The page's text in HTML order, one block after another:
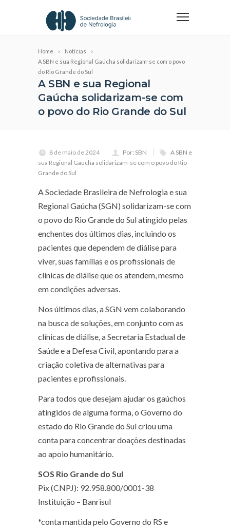
Home
Notícias
A SBN e sua Regional Gaúcha solidarizam-se com o povo
do Rio Grande do Sul
A SBN e sua Regional
Gaúcha solidarizam-se com
o povo do Rio Grande do Sul
8 de maio de 2024 Por: SBN
A SBN e
sua Regional Gaúcha solidarizam-se com o povo do Rio
Grande do Sul
A Sociedade Brasileira de Nefrologia e sua
Regional Gaúcha (SGN) solidarizam-se com
o povo do Rio Grande do Sul atingido pelas
enchentes dos últimos dias, incluindo os
pacientes que dependem de diálise para
viver, suas famílias e os profissionais de
clínicas de diálise que os atendem, mesmo
em condições adversas.
Nos últimos dias, a SGN vem colaborando
na busca de soluções, em conjunto com as
clínicas de diálise, a Secretaria Estadual de
Saúde e a Defesa Civil, apontando para a
criação coletiva de alternativas para
pacientes e profissionais.
Para todos que desejam ajudar os gaúchos
atingidos de alguma forma, o Governo do
estado do Rio Grande do Sul criou uma
conta para concentrar doações destinadas
ao apoio humanitário.
SOS Rio Grande do Sul
Pix (CNPJ): 92.958.800/0001-38
Instituição – Banrisul
*conta mantida pelo Governo do RS e